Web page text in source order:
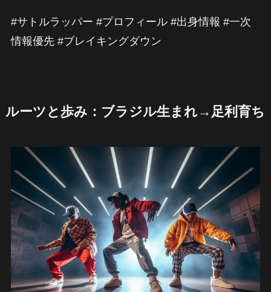
#サトルラッパー #プロフィール #出身情報 #一次
情報優先 #ブレイキングダウン
ルーツと歩み：ブラジル生まれ→足利育ち